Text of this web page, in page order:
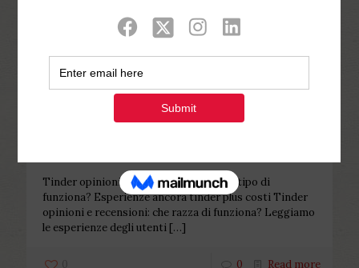
Php Youth at January 6, 2023
Tinder opinioni ancora recensioni:
che tipo di funziona? Esperienze
Tinder opinioni ancora recensioni: che tipo di
funziona? Esperienze ancora tinder plus costi Tinder
opinioni e recensioni: che razza di funziona? Leggiamo
le esperienze degli utenti […]
0 0 Read more